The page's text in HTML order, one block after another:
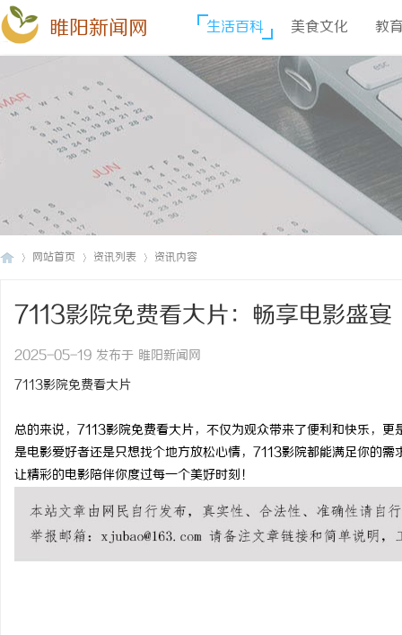
睢阳新闻网 生活百科 美食文化 教
网站首页 资讯列表 资讯内容
7113影院免费看大片：畅享电影盛宴
2025-05-19 发布于 睢阳新闻网
7113影院免费看大片
总的来说，7113影院免费看大片，不仅为观众带来了便利和快乐，
是电影爱好者还是只想找个地方放松心情，7113影院都能满足你的
让精彩的电影陪伴你度过每一个美好时刻！